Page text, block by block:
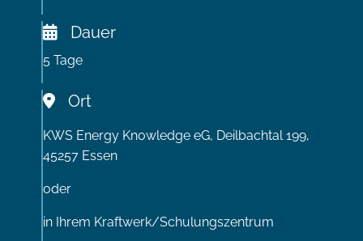
Dauer
5 Tage
Ort
KWS Energy Knowledge eG, Deilbachtal 199,
45257 Essen
oder
in Ihrem Kraftwerk/Schulungszentrum